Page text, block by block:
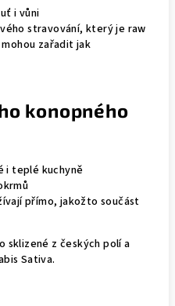
i vůni
stravování, který je raw
zařadit jak
konopného
i teplé kuchyně
přímo, jakožto součást
sklizené z českých polí a
Sativa.